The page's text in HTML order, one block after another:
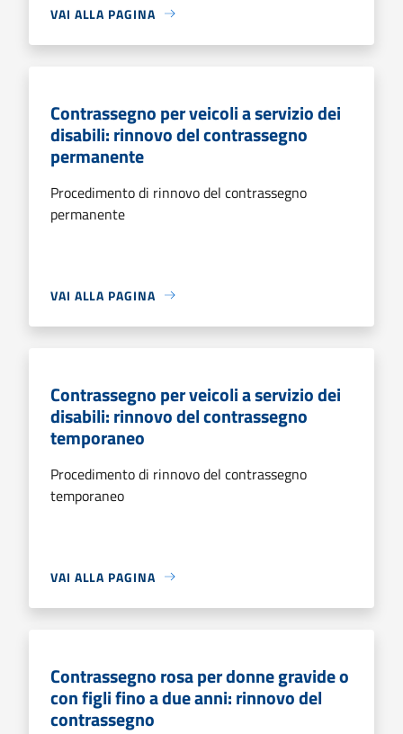
VAI ALLA PAGINA
Contrassegno per veicoli a servizio dei
disabili: rinnovo del contrassegno
permanente
Procedimento di rinnovo del contrassegno
permanente
VAI ALLA PAGINA
Contrassegno per veicoli a servizio dei
disabili: rinnovo del contrassegno
temporaneo
Procedimento di rinnovo del contrassegno
temporaneo
VAI ALLA PAGINA
Contrassegno rosa per donne gravide o
con figli fino a due anni: rinnovo del
contrassegno